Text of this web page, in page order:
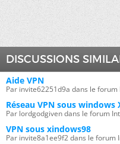
DISCUSSIONS
Aide VPN
Par invite62251d9a dans le
Réseau VPN sous windows
Par lordgodgiven dans le forum
VPN sous xindows98
Par invite8a1ee9f2 dans le forum